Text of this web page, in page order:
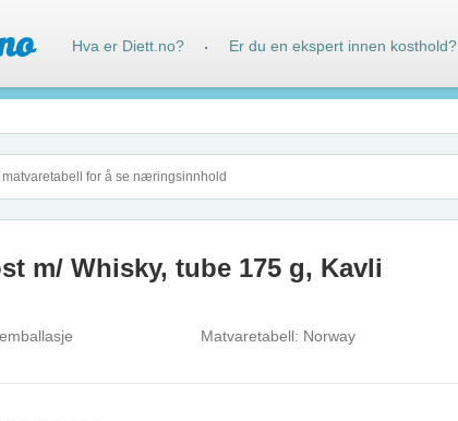
m/ Whisky, tube 175 g, Kavli
Matvaretabell: Norway
Hva er Diett.no? · Er du en ekspert innen kosthold?